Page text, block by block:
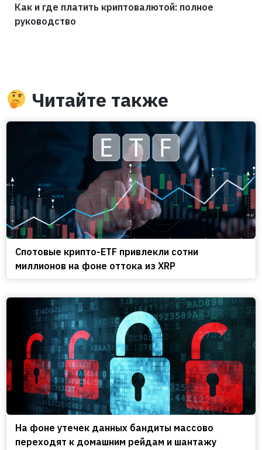
Как и где платить криптовалютой: полное
руководство
Читайте также
Спотовые крипто-ETF привлекли сотни
миллионов на фоне оттока из XRP
На фоне утечек данных бандиты массово
переходят к домашним рейдам и шантажу